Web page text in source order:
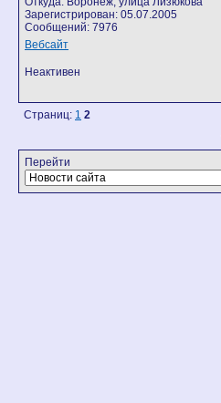
Зарегистрирован: 05.07.2005
Сообщений: 7976
Вебсайт
Неактивен
Страниц: 1 2
Перейти